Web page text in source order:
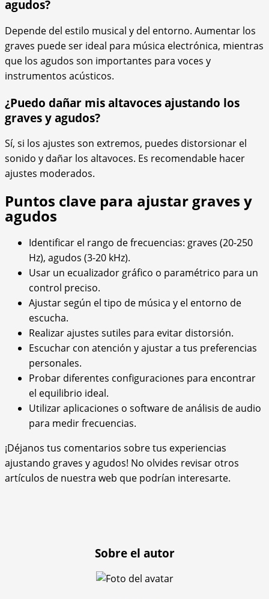
agudos?
Depende del estilo musical y del entorno. Aumentar los
graves puede ser ideal para música electrónica, mientras
que los agudos son importantes para voces y
instrumentos acústicos.
¿Puedo dañar mis altavoces ajustando los
graves y agudos?
Sí, si los ajustes son extremos, puedes distorsionar el
sonido y dañar los altavoces. Es recomendable hacer
ajustes moderados.
Puntos clave para ajustar graves y
agudos
Identificar el rango de frecuencias: graves (20-250
Hz), agudos (3-20 kHz).
Usar un ecualizador gráfico o paramétrico para un
control preciso.
Ajustar según el tipo de música y el entorno de
escucha.
Realizar ajustes sutiles para evitar distorsión.
Escuchar con atención y ajustar a tus preferencias
personales.
Probar diferentes configuraciones para encontrar
el equilibrio ideal.
Utilizar aplicaciones o software de análisis de audio
para medir frecuencias.
¡Déjanos tus comentarios sobre tus experiencias
ajustando graves y agudos! No olvides revisar otros
artículos de nuestra web que podrían interesarte.
Sobre el autor